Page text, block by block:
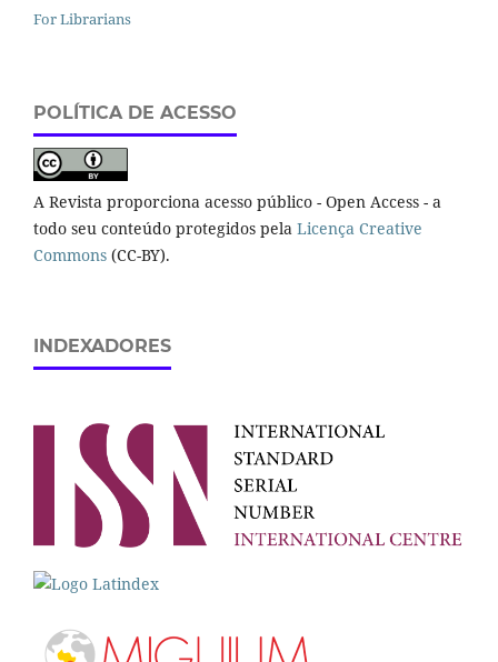
For Librarians
POLÍTICA DE ACESSO
A Revista proporciona acesso público - Open Access - a
todo seu conteúdo protegidos pela Licença Creative
Commons (CC-BY).
INDEXADORES